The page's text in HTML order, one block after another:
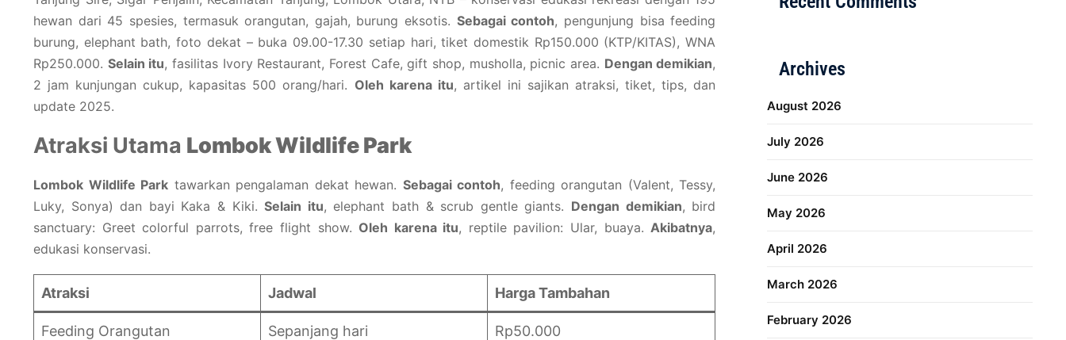
hewan dari 45 spesies, termasuk orangutan, gajah, burung eksotis. Sebagai contoh, pengunjung bisa feeding
burung, elephant bath, foto dekat – buka 09.00-17.30 setiap hari, tiket domestik Rp150.000 (KTP/KITAS), WNA
Rp250.000. Selain itu, fasilitas Ivory Restaurant, Forest Cafe, gift shop, musholla, picnic area. Dengan demikian,
2 jam kunjungan cukup, kapasitas 500 orang/hari. Oleh karena itu, artikel ini sajikan atraksi, tiket, tips, dan
update 2025.
Atraksi Utama Lombok Wildlife Park
Lombok Wildlife Park tawarkan pengalaman dekat hewan. Sebagai contoh, feeding orangutan (Valent, Tessy,
Luky, Sonya) dan bayi Kaka & Kiki.Selain itu, elephant bath & scrub gentle giants. Dengan demikian, bird
sanctuary: Greet colorful parrots, free flight show. Oleh karena itu, reptile pavilion: Ular, buaya. Akibatnya,
edukasi konservasi.
Atraksi Jadwal Harga Tambahan
Feeding Orangutan Sepanjang hari Rp50.000
Archives
August 2026
July 2026
June 2026
May 2026
April 2026
March 2026
February 2026